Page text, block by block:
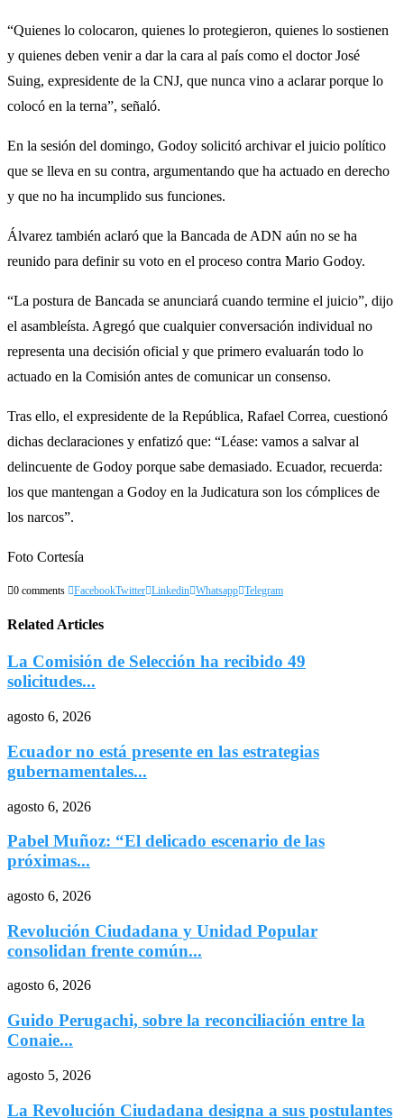
“Quienes lo colocaron, quienes lo protegieron, quienes lo sostienen
y quienes deben venir a dar la cara al país como el doctor José
Suing, expresidente de la CNJ, que nunca vino a aclarar porque lo
colocó en la terna”, señaló.
En la sesión del domingo, Godoy solicitó archivar el juicio político
que se lleva en su contra, argumentando que ha actuado en derecho
y que no ha incumplido sus funciones.
Álvarez también aclaró que la Bancada de ADN aún no se ha
reunido para definir su voto en el proceso contra Mario Godoy.
“La postura de Bancada se anunciará cuando termine el juicio”, dijo
el asambleísta. Agregó que cualquier conversación individual no
representa una decisión oficial y que primero evaluarán todo lo
actuado en la Comisión antes de comunicar un consenso.
Tras ello, el expresidente de la República, Rafael Correa, cuestionó
dichas declaraciones y enfatizó que: “Léase: vamos a salvar al
delincuente de Godoy porque sabe demasiado. Ecuador, recuerda:
los que mantengan a Godoy en la Judicatura son los cómplices de
los narcos”.
Foto Cortesía
0 comments FacebookTwitter Linkedin Whatsapp Telegram
Related Articles
La Comisión de Selección ha recibido 49
solicitudes...
agosto 6, 2026
Ecuador no está presente en las estrategias
gubernamentales...
agosto 6, 2026
Pabel Muñoz: “El delicado escenario de las
próximas...
agosto 6, 2026
Revolución Ciudadana y Unidad Popular
consolidan frente común...
agosto 6, 2026
Guido Perugachi, sobre la reconciliación entre la
Conaie...
agosto 5, 2026
La Revolución Ciudadana designa a sus postulantes